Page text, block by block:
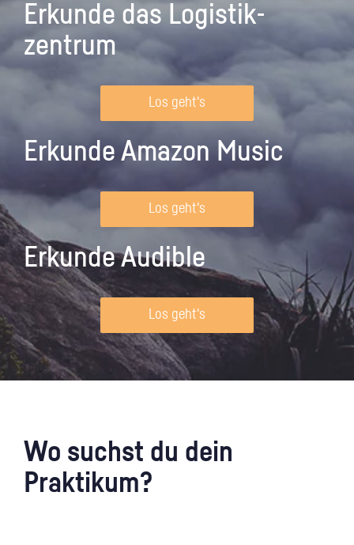
Erkunde das Logistik­
zentrum
Los geht's
Erkunde Amazon Music
Los geht's
Erkunde Audible
Los geht's
Wo suchst du dein
Praktikum?